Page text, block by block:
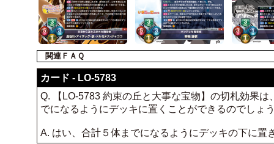
関連ＦＡＱ
カード - LO-5783
Q. 【LO-5783 約束の丘と大事な宝物】の切札効果
でになるようにデッキに置くことができるのでしょ
A. はい、合計５体までになるようにデッキの下に置